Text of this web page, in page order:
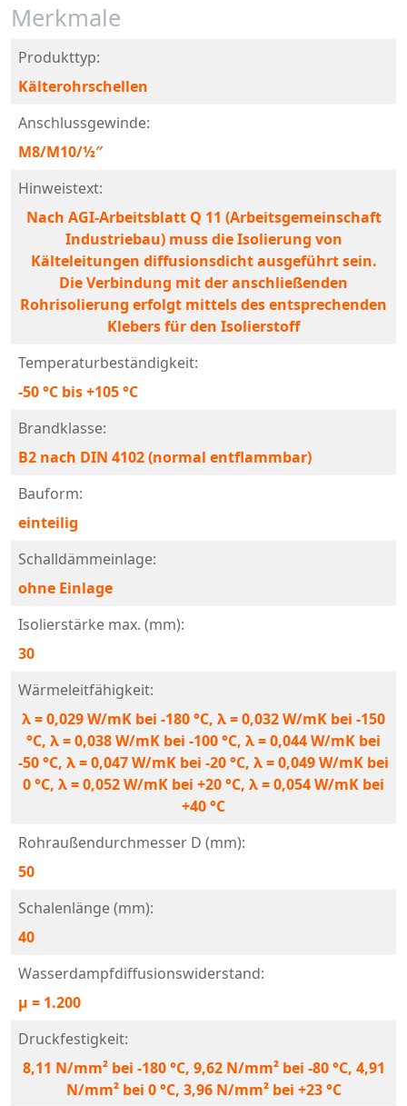
Merkmale
Produkttyp:
Kälterohrschellen
Anschlussgewinde:
M8/M10/½″
Hinweistext:
Nach AGI-Arbeitsblatt Q 11 (Arbeitsgemeinschaft
Industriebau) muss die Isolierung von
Kälteleitungen diffusionsdicht ausgeführt sein.
Die Verbindung mit der anschließenden
Rohrisolierung erfolgt mittels des entsprechenden
Klebers für den Isolierstoff
Temperaturbeständigkeit:
-50 °C bis +105 °C
Brandklasse:
B2 nach DIN 4102 (normal entflammbar)
Bauform:
einteilig
Schalldämmeinlage:
ohne Einlage
Isolierstärke max. (mm):
30
Wärmeleitfähigkeit:
λ = 0,029 W/mK bei -180 °C, λ = 0,032 W/mK bei -150
°C, λ = 0,038 W/mK bei -100 °C, λ = 0,044 W/mK bei
-50 °C, λ = 0,047 W/mK bei -20 °C, λ = 0,049 W/mK bei
0 °C, λ = 0,052 W/mK bei +20 °C, λ = 0,054 W/mK bei
+40 °C
Rohraußendurchmesser D (mm):
50
Schalenlänge (mm):
40
Wasserdampfdiffusionswiderstand:
μ = 1.200
Druckfestigkeit:
8,11 N/mm² bei -180 °C, 9,62 N/mm² bei -80 °C, 4,91
N/mm² bei 0 °C, 3,96 N/mm² bei +23 °C